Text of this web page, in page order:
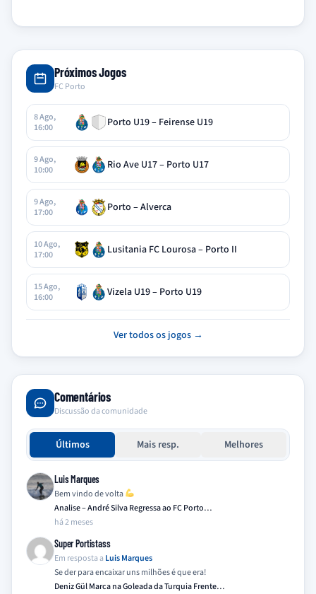
Próximos Jogos
FC Porto
8 Ago,
16:00
Porto U19 – Feirense U19
9 Ago,
10:00
Rio Ave U17 – Porto U17
9 Ago,
17:00
Porto – Alverca
10 Ago,
17:00
Lusitania FC Lourosa – Porto II
15 Ago,
16:00
Vizela U19 – Porto U19
Ver todos os jogos →
Comentários
Discussão da comunidade
Últimos Mais resp. Melhores
Luis Marques
Bem vindo de volta
Analise – André Silva Regressa ao FC Porto…
há 2 meses
Super Portistass
Em resposta a Luis Marques
Se der para encaixar uns milhões é que era!
Deniz Gül Marca na Goleada da Turquia Frente…